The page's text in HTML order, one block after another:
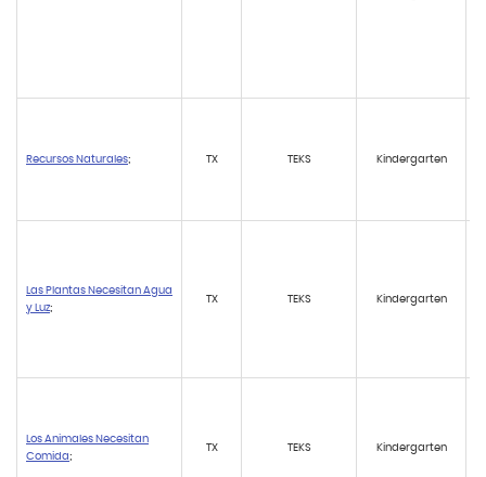
Recursos Naturales; TX TEKS Kindergarten
Las Plantas Necesitan Agua
y Luz;
TX TEKS Kindergarten
Los Animales Necesitan
Comida;
TX TEKS Kindergarten